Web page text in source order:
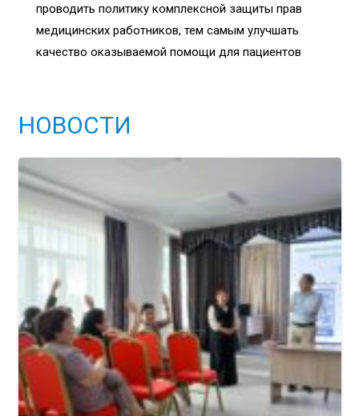
проводить политику комплексной защиты прав
медицинских работников, тем самым улучшать
качество оказываемой помощи для пациентов
НОВОСТИ